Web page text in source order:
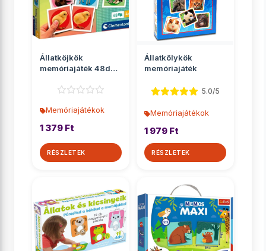
Állatköjkök
memóriajáték 48db-
Memóriajátékok
1 379 Ft
RÉSZLETEK
Állatkölykök
memóriajáték
5.0/5
Memóriajátékok
1 979 Ft
RÉSZLETEK